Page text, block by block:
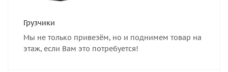
Грузчики
Мы не только привезём, но и поднимем товар на
этаж, если Вам это потребуется!